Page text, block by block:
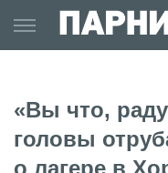
to
content
«Вы что,
головы
о лагере в